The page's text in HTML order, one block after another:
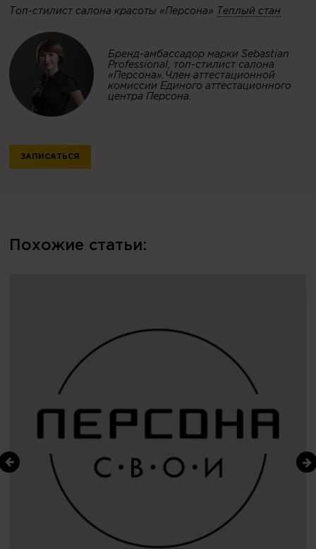
Топ-стилист салона красоты «Персона» Теплый стан
Бренд-амбассадор марки Sebastian
Professional, топ-стилист салона
«Персона».Член аттестационной
комиссии Единого аттестационного
центра Персона.
ЗАПИСАТЬСЯ
Похожие статьи: